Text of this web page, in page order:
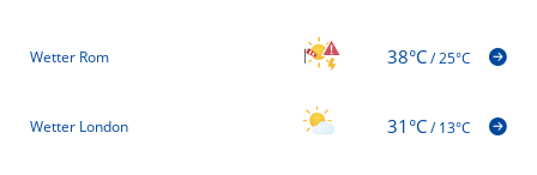
Wetter Rom 38°C/25°C
Wetter London 31°C/13°C